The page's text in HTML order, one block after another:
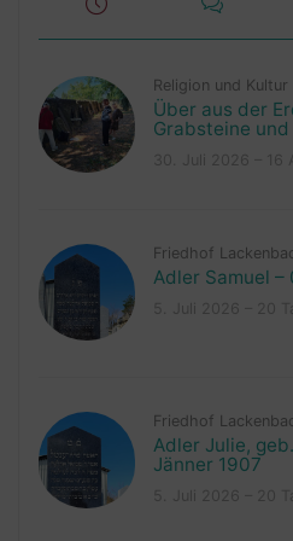
Religion und Kultur
Über aus der
Grabsteine
Friedhof
Adler Samuel –
Friedhof
Adler Julie,
Jänner 1907